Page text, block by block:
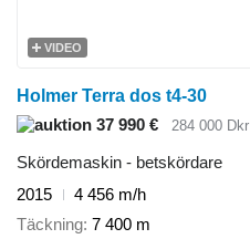
VIDEO
Holmer Terra dos t4-30
37 990 €
284 000 Dkr
Skördemaskin - betskördare
2015
4 456 m/h
Täckning 7 400 m